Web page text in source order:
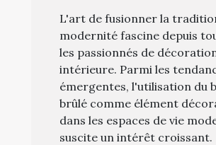
L'art de fusionner la
modernité fascine depuis
les passionnés de
intérieure. Parmi les
émergentes, l'utilisation du
brûlé comme élément
dans les espaces de vie
suscite un intérêt croissant.